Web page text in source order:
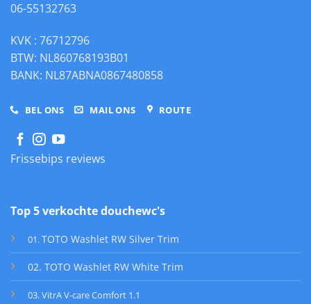
06-55132763
KVK : 76712796
BTW: NL860768193B01
BANK: NL87ABNA0867480858
BEL ONS MAIL ONS ROUTE
Frissebips reviews
Top 5 verkochte douchewc's
01 . TOTO Washlet RW Silver Trim
02. TOTO Washlet RW White Trim
03. VitrA V-care Comfort 1.1